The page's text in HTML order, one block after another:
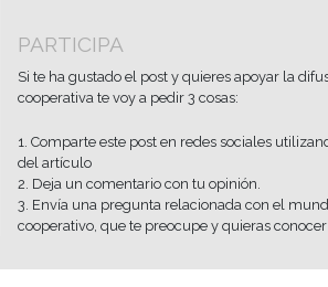
PARTICIPA
Si te ha gustado el post y quieres apoyar la
cooperativa te voy a pedir 3 cosas:
1. Comparte este post en redes sociales
del artículo
2. Deja un comentario con tu opinión.
3. Envía una pregunta relacionada con el
cooperativo, que te preocupe y quieras